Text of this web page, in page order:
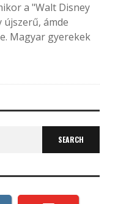
a "Walt Disney
ámde
Magyar gyerekek